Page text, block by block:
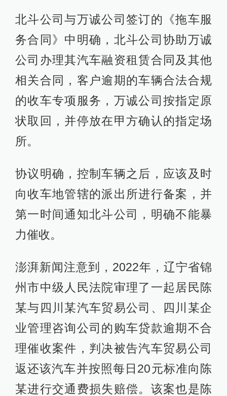
北斗公司与万诚公司签订的《拖车服
务合同》中明确，北斗公司协助万诚
公司办理其汽车融资租赁合同及其他
相关合同，客户逾期的车辆合法合规
的收车专项服务，万诚公司按指定原
状取回，并停放在甲方确认的指定场
所。
协议明确，控制车辆之后，应该及时
向收车地管辖的派出所进行备案，并
第一时间通知北斗公司，明确不能暴
力催收。
澎湃新闻注意到，2022年，辽宁省锦
州市中级人民法院审理了一起居民陈
某与四川某汽车贸易公司、四川某企
业管理咨询公司的购车贷款逾期不合
理催收案件，判决被告汽车贸易公司
返还该汽车并按照每日20元标准向陈
某进行交通费损失赔偿。该案也是陈